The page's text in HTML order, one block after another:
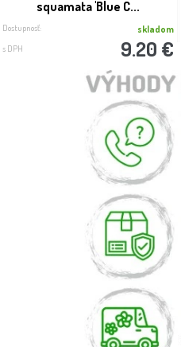
squamata 'Blue C...
Dostupnosť: skladom
s DPH 9.20 €